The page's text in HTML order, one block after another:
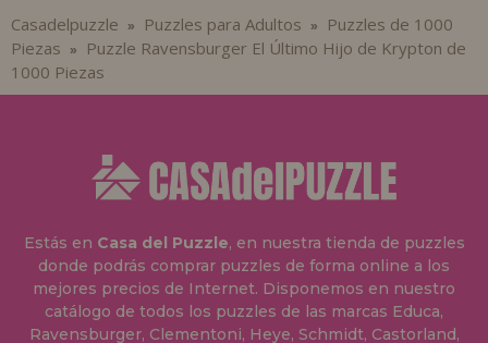
Casadelpuzzle » Puzzles para Adultos »
Puzzles de 1000
Piezas »
Puzzle Ravensburger El Último Hijo de Krypton de
1000 Piezas
Estás en Casa del Puzzle, en nuestra tienda de puzzles
donde podrás comprar puzzles de forma online a los
mejores precios de Internet. Disponemos en nuestro
catálogo de todos los puzzles de las marcas Educa,
Ravensburger, Clementoni, Heye, Schmidt, Castorland,